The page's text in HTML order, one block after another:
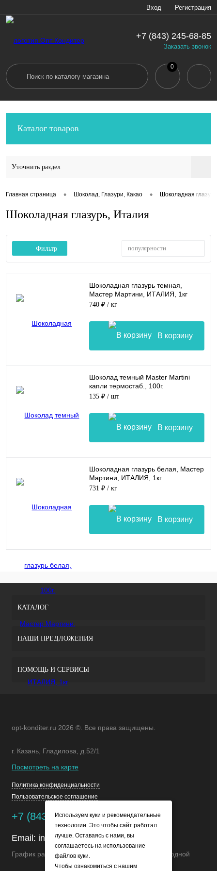
Вход Регистрация
+7 (843) 245-68-85
Заказать звонок
0
Каталог товаров
Уточнить раздел
Главная страница • Шоколад, Глазури, Какао • Шоколадная глазурь
Шоколадная глазурь, Италия
Фильтр популярности
Шоколадная глазурь темная,
Мастер Мартини, ИТАЛИЯ, 1кг
740 ₽ / кг
В корзину
Шоколад темный Master Martini
капли термостаб., 100г.
135 ₽ / шт
В корзину
Шоколадная глазурь белая, Мастер
Мартини, ИТАЛИЯ, 1кг
731 ₽ / кг
В корзину
КАТАЛОГ
НАШИ ПРЕДЛОЖЕНИЯ
ПОМОЩЬ И СЕРВИСЫ
opt-konditer.ru 2026 ©. Все права защищены.
г. Казань, Гладилова, д.52/1
Посмотреть на карте
Политика конфиденциальности
Пользовательское соглашение
+7 (843) 245-68-85
Email: info@opt-konditer.ru
График работы Пн-Пт: с 8:00 до 17:00 Сб-Вс: Выходной
Используем куки и рекомендательные
технологии. Это чтобы сайт работал
лучше. Оставаясь с нами, вы
соглашаетесь на использование
файлов куки.
Чтобы ознакомиться с нашим